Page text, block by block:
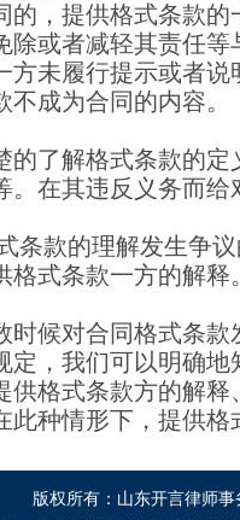
的，提供格式条款
除或者减轻其责任
方未履行提示或者
成为合同的内容。
的了解格式条款的
。在其违反义务而
条款的理解发生争
格式条款一方的解
时候对合同格式条
定，我们可以明确
供格式条款方的解
此种情形下，提供
版权所有：山东开言律师